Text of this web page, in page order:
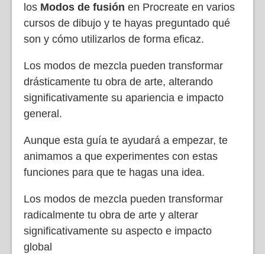
los Modos de fusión en Procreate en varios
cursos de dibujo y te hayas preguntado qué
son y cómo utilizarlos de forma eficaz.
Los modos de mezcla pueden transformar
drásticamente tu obra de arte, alterando
significativamente su apariencia e impacto
general.
Aunque esta guía te ayudará a empezar, te
animamos a que experimentes con estas
funciones para que te hagas una idea.
Los modos de mezcla pueden transformar
radicalmente tu obra de arte y alterar
significativamente su aspecto e impacto
global